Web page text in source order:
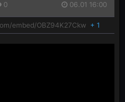
0 06.01 16:00
embed/OBZ94K27Ckw + 1